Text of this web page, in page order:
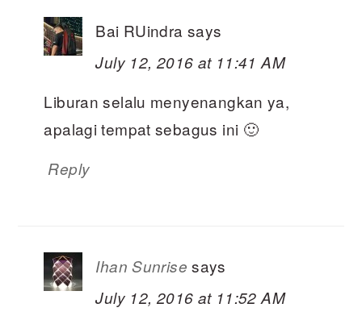
Bai RUindra says
July 12, 2016 at 11:41 AM
Liburan selalu menyenangkan ya,
apalagi tempat sebagus ini 🙂
Reply
Ihan Sunrise says
July 12, 2016 at 11:52 AM